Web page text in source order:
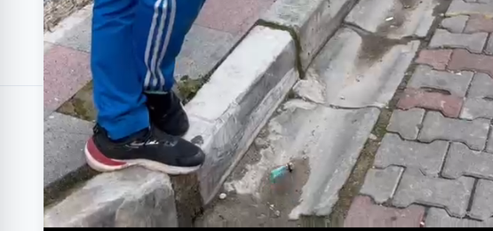
Bu Kategorideki Diğer Ürünler
Feza Torpil Feza Torpil Kampanya